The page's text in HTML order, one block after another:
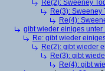
Re(2): Sweeney
Re(3): Sweeney
Re(4):
gibt wieder einiges
Re: gibt wieder
Re(2): gibt wieder
Re(3): gibt
Re(4): gibt